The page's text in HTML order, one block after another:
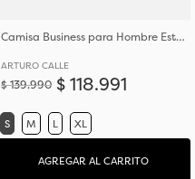
Camisa Business para Hombre Estampada Regular Fit
ARTURO CALLE
$139.990 $ 118.991
S M L XL
AGREGAR AL CARRITO